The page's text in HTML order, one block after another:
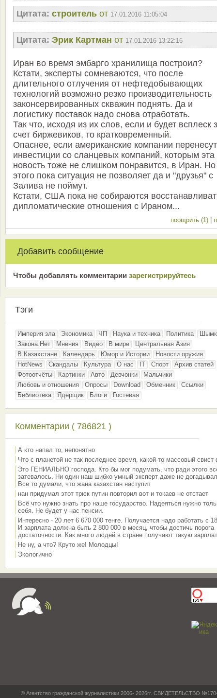
Цитата: строитель от 17.01.2016 11:05:04
Цитата: Эрик Картман от 17.01.2016 13:22:16
Иран во время эмбарго хранилища построил?
Кстати, эксперты сомневаются, что после
длительного отлучения от нефтедобывающих
технологий возможно резко производительность
законсервированных скважин поднять. Да и
логистику поставок надо снова отработать.
Так что, исходя из их слов, если и будет всплеск
счет биржевиков, то кратковременный.
Опаснее, если американские компании перенесут
инвестиции со сланцевых компаний, которым эта
новость тоже не слишком понравится, в Иран. Но
этого пока ситуация не позволяет да и "друзья" с
Залива не поймут.
Кстати, США пока не собираются
дипломатические отношения с Ираном...
поощрить (1)
Добавить сообщение
Чтобы добавлять комментарии зарeгиcтрирyйтeсь
Тэги
Империя зла Экономика ЧП Наука и техника Политика
Закона.Нет
Мнения Видео В мире
Центральная Азия
В Казахстане
Календарь Юмор и Истории
Новости оружия
HotNews
Скандалы Культура О нас IT Спорт
Архив статей
Фотоотчёты
Картинки Авто Девчонки
Мальчики
Любовь и отношения
Опросы Download Обменник
Ссылки
Библиотека
Ядерщик Блоги Гостевая
Комментарии ( 786821 )
А кто напал то, непонятно
Что с планетой не так последнее время, какой-то массовый свист
Это ГЕНИАЛЬНО господа. Кто бы мог подумать, что ради этого
затевалось. Ни один наш шибко умный эксперт даже не
Все то думали, что жана казахстан наступит
нан придумал этот трюк путин повторил вот и токаев не отстает
Всё что нужно знать про наше государство. Надеяться нужно
себя. Не будет у нас пенсии.
Интересно - 20 лет 6 670 000 тенге. Получается надо работать с
И зарплата должна быть 2 800 000 в месяц, чтобы достичь порога
достаточности. Как много людей в стране получают такую
Не ну, а что? Круто же! Молодцы!
Экологично
© Агентство гражданской журналистики 2006- 2026гг. СВИДЕТЕЛЬСТВО